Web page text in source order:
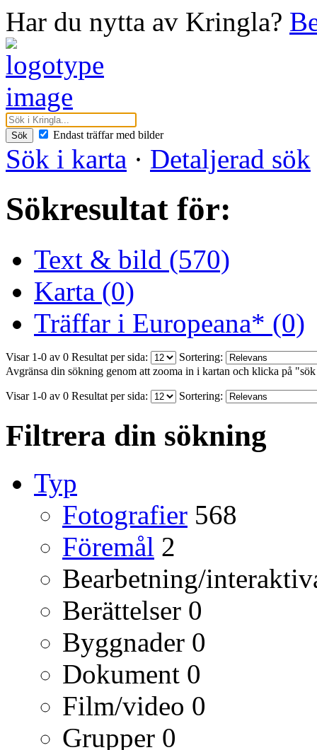
Har du nytta av Kringla?
Sök Endast träffar med bilder
Sök i karta · Detaljerad sök
Sökresultat för:
Text & bild (570)
Karta (0)
Träffar i Europeana* (0)
Visar 1-0 av 0 Resultat per sida:
Sortering:
Avgränsa din sökning genom att zooma in i kartan och klicka på
Visar 1-0 av 0 Resultat per sida: Sortering:
Filtrera din sökning
Typ
Fotografier 568
Föremål 2
Bearbetning/
Berättelser 0
Byggnader 0
Dokument 0
Film/video 0
Grupper 0